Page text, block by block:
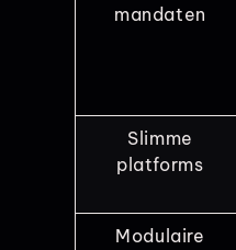
mandaten
Slimme
platforms
Modulaire